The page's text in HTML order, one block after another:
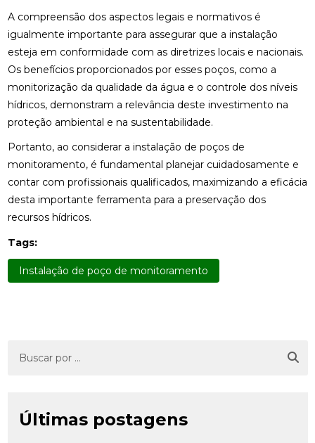
A compreensão dos aspectos legais e normativos é
igualmente importante para assegurar que a instalação
esteja em conformidade com as diretrizes locais e nacionais.
Os benefícios proporcionados por esses poços, como a
monitorização da qualidade da água e o controle dos níveis
hídricos, demonstram a relevância deste investimento na
proteção ambiental e na sustentabilidade.
Portanto, ao considerar a instalação de poços de
monitoramento, é fundamental planejar cuidadosamente e
contar com profissionais qualificados, maximizando a eficácia
desta importante ferramenta para a preservação dos
recursos hídricos.
Tags:
Instalação de poço de monitoramento
Últimas postagens